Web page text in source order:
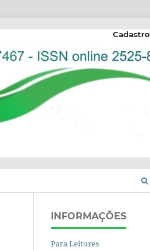
Cadastro
INFORMAÇÕES
Para Leitores